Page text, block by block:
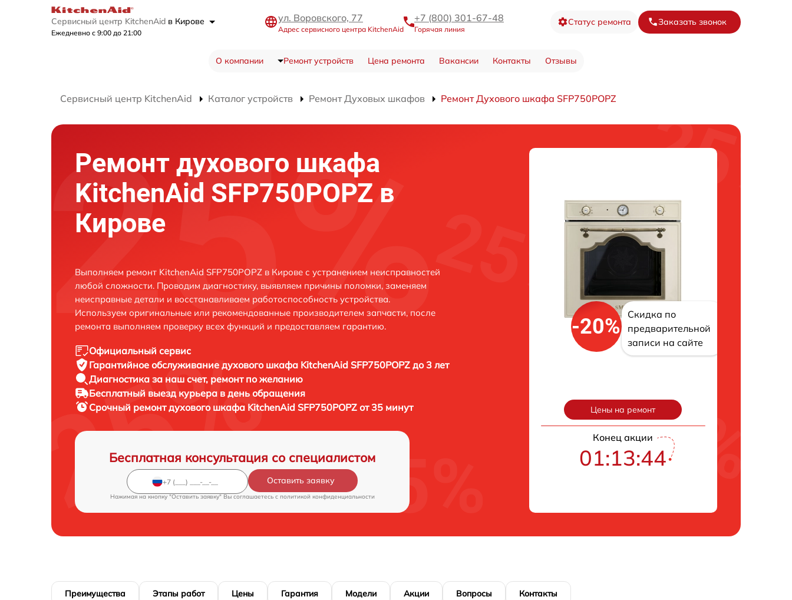
Сервисный центр KitchenAid в Кирове
Ежедневно с 9:00 до 21:00
ул. Воровского, 77
Адрес сервисного центра KitchenAid
+7 (800) 301-67-48
Горячая линия
Статус ремонта Заказать звонок
О компании Ремонт устройств Цена ремонта Вакансии Контакты Отзывы
Сервисный центр KitchenAid Каталог устройств Ремонт Духовых шкафов Ремонт Духового шкафа SFP750POPZ
Ремонт духового шкафа
KitchenAid SFP750POPZ в
Кирове
Выполняем ремонт KitchenAid SFP750POPZ в Кирове с устранением неисправностей
любой сложности. Проводим диагностику, выявляем причины поломки, заменяем
неисправные детали и восстанавливаем работоспособность устройства.
Используем оригинальные или рекомендованные производителем запчасти, после
ремонта выполняем проверку всех функций и предоставляем гарантию.
Официальный сервис
Гарантийное обслуживание духового шкафа KitchenAid SFP750POPZ до 3 лет
Диагностика за наш счет, ремонт по желанию
Бесплатный выезд курьера в день обращения
Срочный ремонтдухового шкафа KitchenAid SFP750POPZ от 35 минут
Бесплатная консультация со специалистом
Оставить заявку
Нажимая на кнопку "Оставить заявку" Вы соглашаетесь c политикой конфиденциальности
-20%
Скидка по
предварительной
записи на сайте
Цены на ремонт
Конец акции
01:13:43
Преимущества Этапы работ Цены Гарантия Модели Акции Вопросы Контакты